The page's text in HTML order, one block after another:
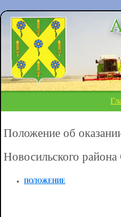
Положение об
Новосильского
ПОЛОЖЕНИЕ